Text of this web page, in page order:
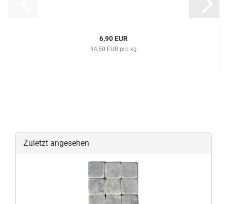
6,90 EUR
34,50 EUR pro kg
Zuletzt angesehen